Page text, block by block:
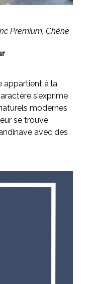
Premium, Chêne
appartient à la
s'exprime
modernes
se trouve
avec des